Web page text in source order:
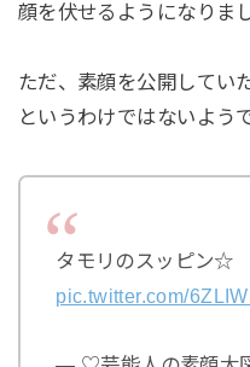
顔を伏せるようになりま
ただ、素顔を公開してい
というわけではないようで
タモリのスッピン☆
pic.twitter.com/